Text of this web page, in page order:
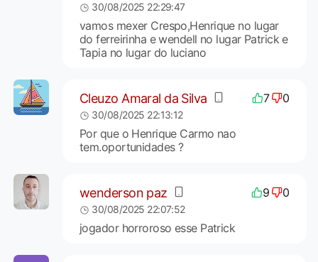
30/08/2025 22:29:47
vamos mexer Crespo,Henrique no lugar
do ferreirinha e wendell no lugar Patrick e
Tapia no lugar do luciano
Cleuzo Amaral da Silva 7 0
30/08/2025 22:13:12
Por que o Henrique Carmo nao
tem.oportunidades ?
wenderson paz 9 0
30/08/2025 22:07:52
jogador horroroso esse Patrick